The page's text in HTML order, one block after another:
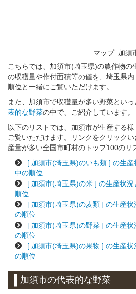
マップ: 加須
こちらでは、加須市(埼玉県)の農作物の
の収穫量や作付面積等の値を、埼玉県
順位と一緒にご覧いただけます。
また、加須市で収穫量が多い野菜といっ
表的な野菜の中で、ご紹介しています。
以下のリストでは、加須市が生産する
ご覧いただけます。リンクをクリック
産量が多い全国市町村のトップ100のリ
[ 加須市(埼玉県)のいも類 ] の生
中の順位
[ 加須市(埼玉県)の米 ] の生産状
順位
[ 加須市(埼玉県)の麦類 ] の生産
の順位
[ 加須市(埼玉県)の野菜 ] の生産
の順位
[ 加須市(埼玉県)の果物 ] の生産
の順位
加須市の代表的な野菜